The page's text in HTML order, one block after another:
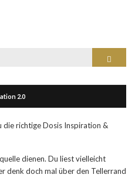
2.0
die richtige Dosis Inspiration &
dienen. Du liest vielleicht
denk doch mal über den Tellerrand